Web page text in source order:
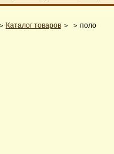
Каталог товаров поло